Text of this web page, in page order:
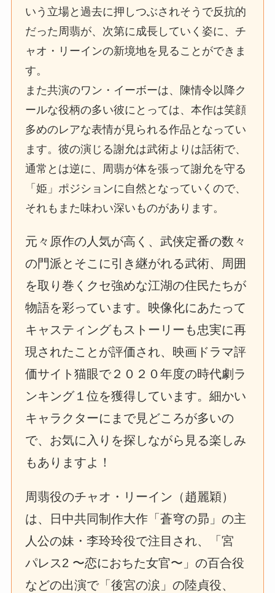
いう立場と過去に押しつぶされそうで反抗的
だった周翡が、次第に成長していく姿に、チ
ャオ・リーインの新境地を見ることができま
す。
また共演のワン・イーボーは、陳情令以降ク
ールな役柄の多い彼にとっては、本作は笑顔
多めのレアな表情が見られる作品となってい
ます。彼の演じる謝允は武術よりは話術で、
通常とは逆に、周翡が体を張って謝允を守る
「姫」ポジションに自然となっていくので、
それもまた味わい深いものがあります。
元々原作の人気が高く、武侠定番の数々
の門派とそこに引き継がれる武術、周囲
を取り巻くクセ強めな江湖の住民たちが
物語を彩っています。映像化にあたって
キャスティングもストーリーも忠実に再
現されたことが評価され、映画ドラマ評
価サイト猫眼で２０２０年度の時代劇ラ
ンキング１位を獲得しています。細かい
キャラクターにまで見どころが多いの
で、お気に入りを探しながら見る楽しみ
もありますよ！
周翡役のチャオ・リーイン（趙麗穎）
は、日中共同制作大作「蒼穹の昴」の主
人公の妹・李玲玲役で注目され、「宮
パレス2 〜恋におちた女官〜」の百合役
などの出演で「後宮の涙」の陸貞役、